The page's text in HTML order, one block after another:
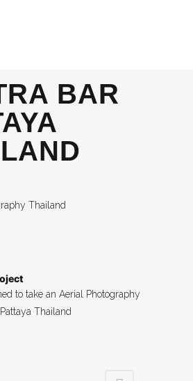
BAR
to take an Aerial Photography
Thailand